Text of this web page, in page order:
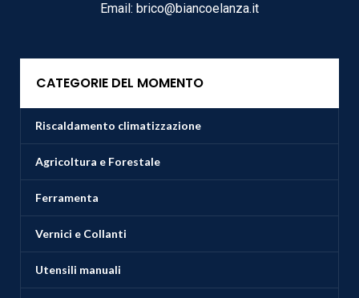
Email: brico@biancoelanza.it
CATEGORIE DEL MOMENTO
Riscaldamento climatizzazione
Agricoltura e Forestale
Ferramenta
Vernici e Collanti
Utensili manuali